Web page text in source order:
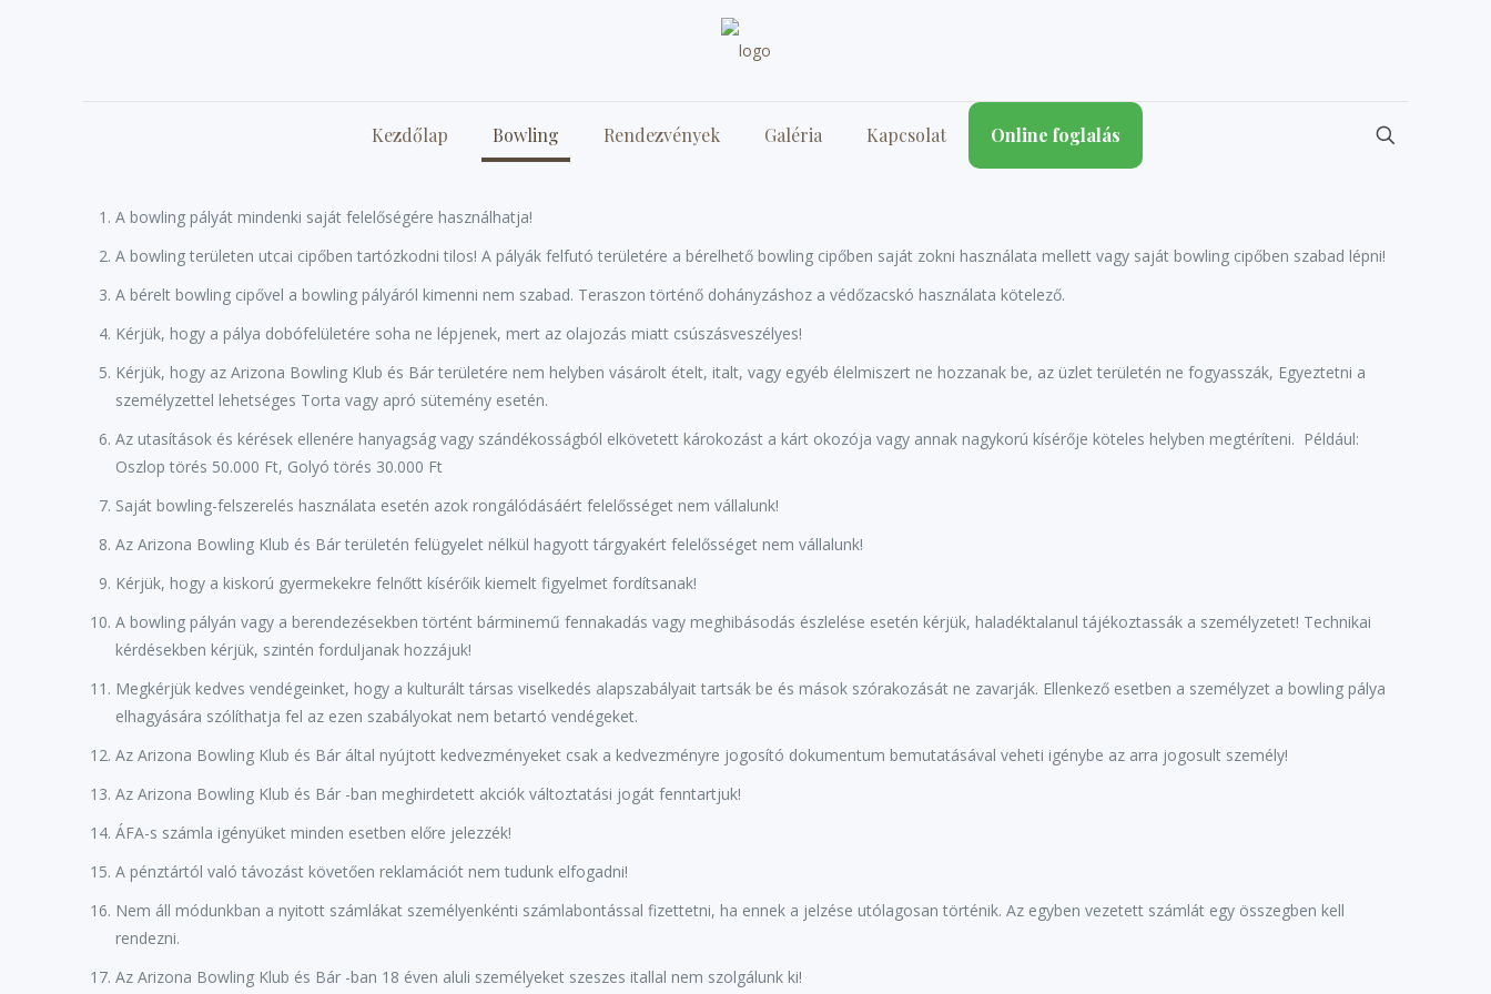
Kezdőlap Bowling Rendezvények Galéria Kapcsolat Online foglalás
A bowling pályát mindenki saját felelőségére használhatja!
A bowling területen utcai cipőben tartózkodni tilos! A pályák felfutó területére a bérelhető bowling cipőben saját zokni használata mellett vagy saját bowling cipőben szabad lépni!
A bérelt bowling cipővel a bowling pályáról kimenni nem szabad. Teraszon történő dohányzáshoz a védőzacskó használata kötelező.
Kérjük, hogy a pálya dobófelületére soha ne lépjenek, mert az olajozás miatt csúszásveszélyes!
Kérjük, hogy az Arizona Bowling Klub és Bár területére nem helyben vásárolt ételt, italt, vagy egyéb élelmiszert ne hozzanak be, az üzlet területén ne fogyasszák, Egyeztetni a
személyzettel lehetséges Torta vagy apró sütemény esetén.
Az utasítások és kérések ellenére hanyagság vagy szándékosságból elkövetett károkozást a kárt okozója vagy annak nagykorú kísérője köteles helyben megtéríteni. Például:
Oszlop törés 50.000 Ft, Golyó törés 30.000 Ft
Saját bowling-felszerelés használata esetén azok rongálódásáért felelősséget nem vállalunk!
Az Arizona Bowling Klub és Bár területén felügyelet nélkül hagyott tárgyakért felelősséget nem vállalunk!
Kérjük, hogy a kiskorú gyermekekre felnőtt kísérőik kiemelt figyelmet fordítsanak!
A bowling pályán vagy a berendezésekben történt bárminemű fennakadás vagy meghibásodás észlelése esetén kérjük, haladéktalanul tájékoztassák a személyzetet! Technikai
kérdésekben kérjük, szintén forduljanak hozzájuk!
Megkérjük kedves vendégeinket, hogy a kulturált társas viselkedés alapszabályait tartsák be és mások szórakozását ne zavarják. Ellenkező esetben a személyzet a bowling pálya
elhagyására szólíthatja fel az ezen szabályokat nem betartó vendégeket.
Az Arizona Bowling Klub és Bár által nyújtott kedvezményeket csak a kedvezményre jogosító dokumentum bemutatásával veheti igénybe az arra jogosult személy!
Az Arizona Bowling Klub és Bár -ban meghirdetett akciók változtatási jogát fenntartjuk!
ÁFA-s számla igényüket minden esetben előre jelezzék!
A pénztártól való távozást követően reklamációt nem tudunk elfogadni!
Nem áll módunkban a nyitott számlákat személyenkénti számlabontással fizettetni, ha ennek a jelzése utólagosan történik. Az egyben vezetett számlát egy összegben kell
rendezni.
Az Arizona Bowling Klub és Bár -ban 18 éven aluli személyeket szeszes itallal nem szolgálunk ki!